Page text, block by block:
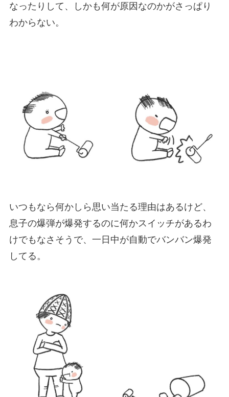
なったりして、しかも何が原因なのかがさっぱり
わからない。
いつもなら何かしら思い当たる理由はあるけど、
息子の爆弾が爆発するのに何かスイッチがあるわ
けでもなさそうで、一日中が自動でバンバン爆発
してる。